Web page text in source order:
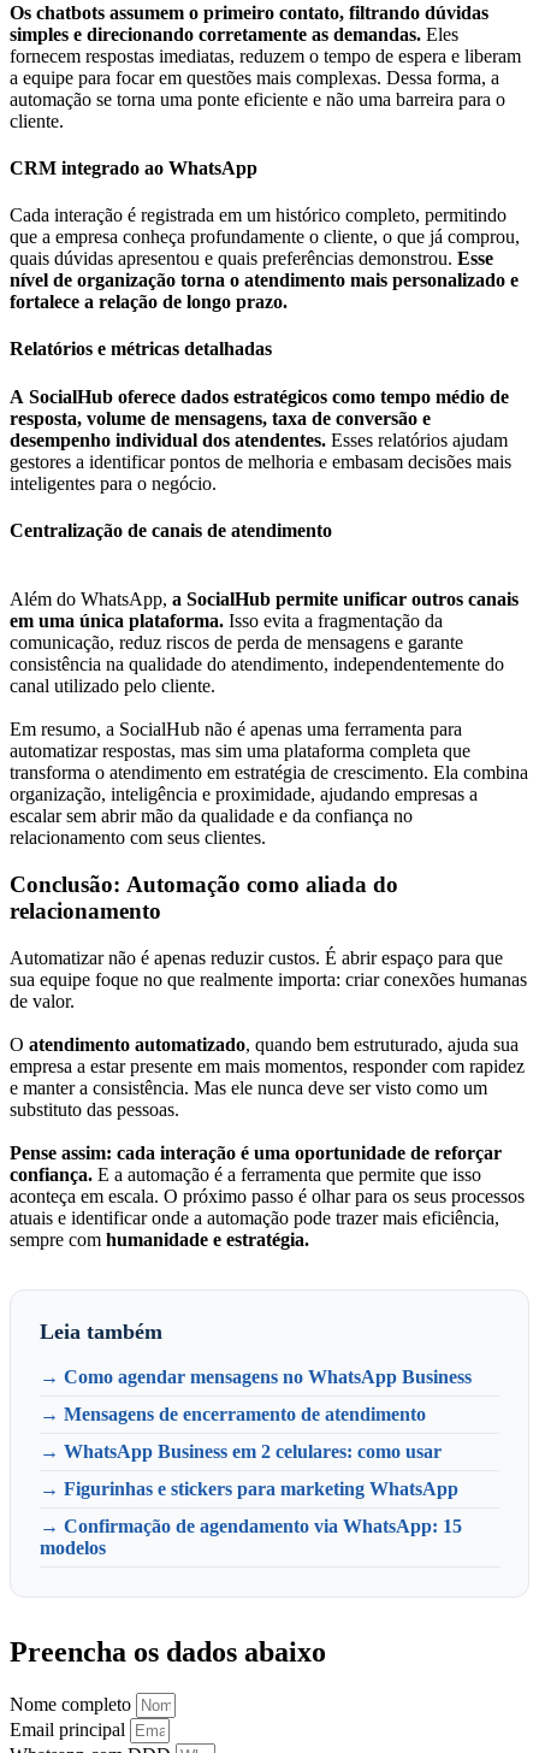
Os chatbots assumem o primeiro contato, filtrando dúvidas
simples e direcionando corretamente as demandas. Eles
fornecem respostas imediatas, reduzem o tempo de espera e liberam
a equipe para focar em questões mais complexas. Dessa forma, a
automação se torna uma ponte eficiente e não uma barreira para o
cliente.
CRM integrado ao WhatsApp
Cada interação é registrada em um histórico completo, permitindo
que a empresa conheça profundamente o cliente, o que já comprou,
quais dúvidas apresentou e quais preferências demonstrou. Esse
nível de organização torna o atendimento mais personalizado e
fortalece a relação de longo prazo.
Relatórios e métricas detalhadas
A SocialHub oferece dados estratégicos como tempo médio de
resposta, volume de mensagens, taxa de conversão e
desempenho individual dos atendentes. Esses relatórios ajudam
gestores a identificar pontos de melhoria e embasam decisões mais
inteligentes para o negócio.
Centralização de canais de atendimento
Além do WhatsApp, a SocialHub permite unificar outros canais
em uma única plataforma. Isso evita a fragmentação da
comunicação, reduz riscos de perda de mensagens e garante
consistência na qualidade do atendimento, independentemente do
canal utilizado pelo cliente.
Em resumo, a SocialHub não é apenas uma ferramenta para
automatizar respostas, mas sim uma plataforma completa que
transforma o atendimento em estratégia de crescimento. Ela combina
organização, inteligência e proximidade, ajudando empresas a
escalar sem abrir mão da qualidade e da confiança no
relacionamento com seus clientes.
Conclusão: Automação como aliada do
relacionamento
Automatizar não é apenas reduzir custos. É abrir espaço para que
sua equipe foque no que realmente importa: criar conexões humanas
de valor.
O atendimento automatizado, quando bem estruturado, ajuda sua
empresa a estar presente em mais momentos, responder com rapidez
e manter a consistência. Mas ele nunca deve ser visto como um
substituto das pessoas.
Pense assim: cada interação é uma oportunidade de reforçar
confiança. E a automação é a ferramenta que permite que isso
aconteça em escala. O próximo passo é olhar para os seus processos
atuais e identificar onde a automação pode trazer mais eficiência,
sempre com humanidade e estratégia.
Leia também
→ Como agendar mensagens no WhatsApp Business
→ Mensagens de encerramento de atendimento
→ WhatsApp Business em 2 celulares: como usar
→ Figurinhas e stickers para marketing WhatsApp
→ Confirmação de agendamento via WhatsApp: 15
modelos
Preencha os dados abaixo
Nome completo
Email principal